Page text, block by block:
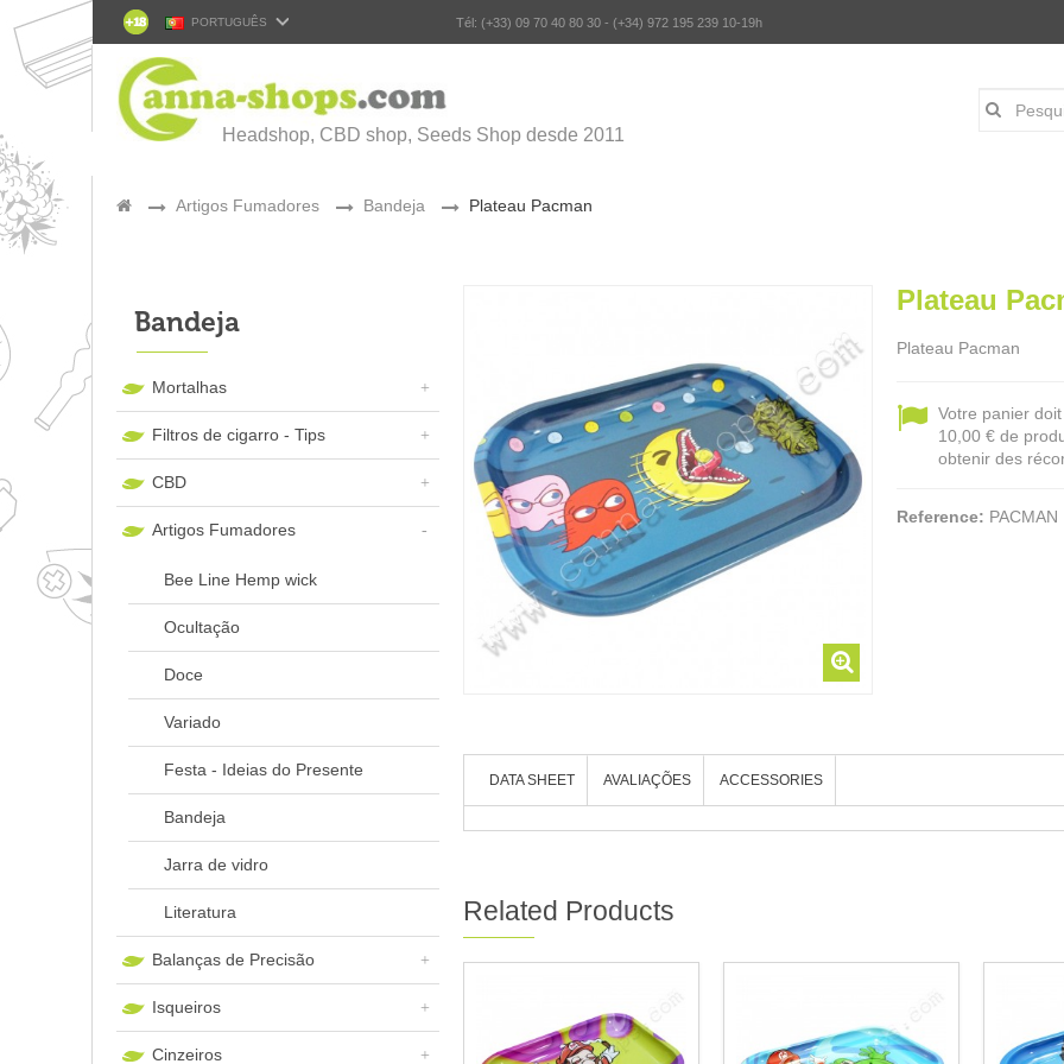
PORTUGUÊS Tél: (+33) 09 70 40 80 30 - (+34) 972 195 239 10-19h
Headshop, CBD shop, Seeds Shop desde 2011
> Artigos Fumadores > Bandeja > Plateau Pacman
Bandeja
Mortalhas
Filtros de cigarro - Tips
CBD
Artigos Fumadores
Bee Line Hemp wick
Ocultação
Doce
Variado
Festa - Ideias do Presente
Bandeja
Jarra de vidro
Literatura
Balanças de Precisão
Isqueiros
Cinzeiros
Plateau
Plateau Pacman
Votre panier
10,00 € de
obtenir des
Reference: PACMAN
DATA SHEET AVALIAÇÕES ACCESSORIES
Related Products